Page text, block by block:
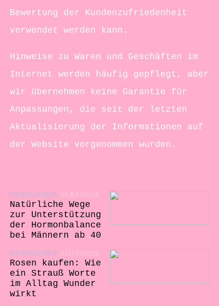
Bewertung der Kundenzufriedenheit
verwendet werden kann.
Hinweise zu Waren und Geschäften im
Internet werden häufig gepflegt, aber
wir übernehmen keine Garantie für
Anpassungen, die seit der letzten
Aktualisierung der Informationen auf
der Website vorgenommen wurden.
REISEFÜHRER 21/01/2026
Natürliche Wege
zur Unterstützung
der Hormonbalance
bei Männern ab 40
REISEFÜHRER 03/12/2025
Rosen kaufen: Wie
ein Strauß Worte
im Alltag Wunder
wirkt